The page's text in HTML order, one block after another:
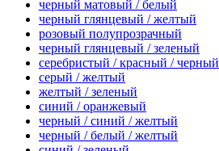
черный матовый / белый
черный глянцевый / желтый
розовый полупрозрачный
черный глянцевый / зеленый
серебристый / красный / черный
серый / желтый
желтый / зеленый
синий / оранжевый
черный / синий / желтый
черный / белый / желтый